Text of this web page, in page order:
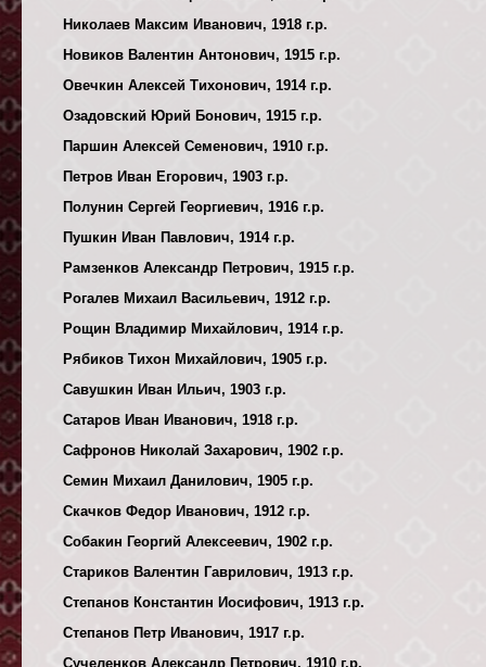
Николаев Максим Иванович, 1918 г.р.
Новиков Валентин Антонович, 1915 г.р.
Овечкин Алексей Тихонович, 1914 г.р.
Озадовский Юрий Бонович, 1915 г.р.
Паршин Алексей Семенович, 1910 г.р.
Петров Иван Егорович, 1903 г.р.
Полунин Сергей Георгиевич, 1916 г.р.
Пушкин Иван Павлович, 1914 г.р.
Рамзенков Александр Петрович, 1915 г.р.
Рогалев Михаил Васильевич, 1912 г.р.
Рощин Владимир Михайлович, 1914 г.р.
Рябиков Тихон Михайлович, 1905 г.р.
Савушкин Иван Ильич, 1903 г.р.
Сатаров Иван Иванович, 1918 г.р.
Сафронов Николай Захарович, 1902 г.р.
Семин Михаил Данилович, 1905 г.р.
Скачков Федор Иванович, 1912 г.р.
Собакин Георгий Алексеевич, 1902 г.р.
Стариков Валентин Гаврилович, 1913 г.р.
Степанов Константин Иосифович, 1913 г.р.
Степанов Петр Иванович, 1917 г.р.
Сучеленков Александр Петрович, 1910 г.р.